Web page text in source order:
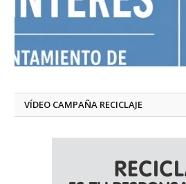
VÍDEO CAMPAÑA RECICLAJE